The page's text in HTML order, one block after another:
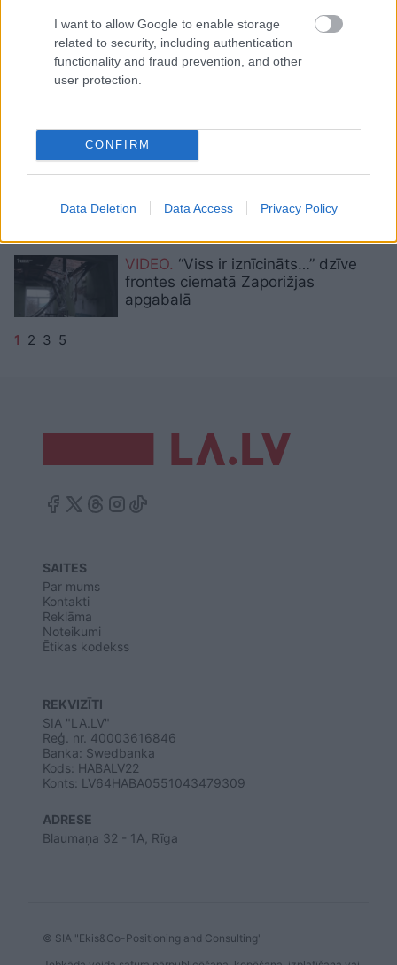
I want to allow Google to enable storage
related to security, including authentication
functionality and fraud prevention, and other
user protection.
CONFIRM
Data Deletion Data Access Privacy Policy
VIDEO. Brīvprātīgie evakuē Ukrainas
VIDEO. Glābēji turpina darbu, lai
nāvējošā Krievijas triecienā Dņipro
daudzdzīvokļu kvartālā
VIDEO. “Viss ir iznīcināts…” dzīve
frontes ciematā Zaporižjas
apgabalā
1 2 3 5
SAITES
Par mums
Kontakti
Reklāma
Noteikumi
Ētikas kodekss
REKVIZĪTI
SIA "LA.LV"
Reģ. nr. 40003616846
Banka: Swedbanka
Kods: HABALV22
Konts: LV64HABA0551043479309
ADRESE
Blaumaņa 32 - 1A, Rīga
© SIA "Ekis&Co-Positioning and Consulting"